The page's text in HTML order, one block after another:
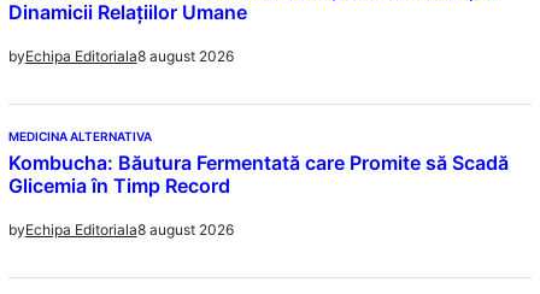
Dinamicii Relațiilor Umane
byEchipa Editoriala8 august 2026
MEDICINA ALTERNATIVA
Kombucha: Băutura Fermentată care Promite să Scadă
Glicemia în Timp Record
byEchipa Editoriala8 august 2026